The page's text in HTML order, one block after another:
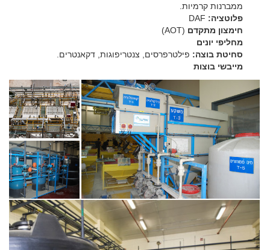
ממברנות קרמיות.
פלוטציה:
חימצון מתקדם (AOT)
מחליפי יונים
סחיטת בוצה: פילטרפרסים, צנטריפוגות, דקאנטרים.
מייבשי בוצות